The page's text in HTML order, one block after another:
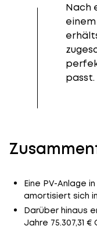
Nach
passt.
Eine PV-Anlage
amortisiert sich
Darüber hinaus
Jahre 75.307,31 €